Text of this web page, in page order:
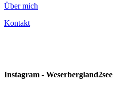
Über mich
Kontakt
Instagram - Weserbergland2see